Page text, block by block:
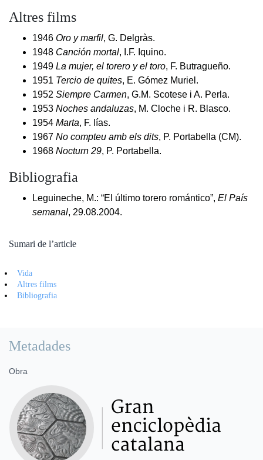
Altres films
1946 Oro y marfil, G. Delgràs.
1948 Canción mortal, I.F. Iquino.
1949 La mujer, el torero y el toro, F. Butragueño.
1951 Tercio de quites, E. Gómez Muriel.
1952 Siempre Carmen, G.M. Scotese i A. Perla.
1953 Noches andaluzas, M. Cloche i R. Blasco.
1954 Marta, F. lías.
1967 No compteu amb els dits, P. Portabella (CM).
1968 Nocturn 29, P. Portabella.
Bibliografia
Leguineche, M.: “El último torero romántico”, El País
semanal, 29.08.2004.
Sumari de l’article
Vida
Altres films
Bibliografia
Metadades
Obra